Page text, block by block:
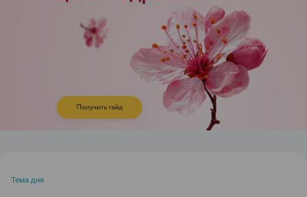
ЭФФЕКТИВНАЯ РЕКЛАМА НА САЙТЕ
Тема дня